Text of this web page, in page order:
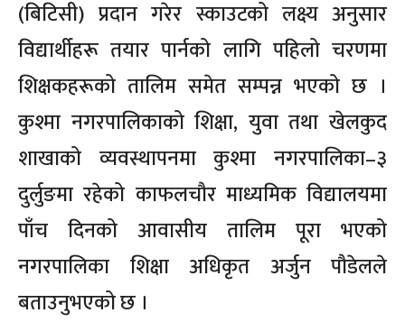
(बिटिसी) प्रदान गरेर स्काउटको लक्ष्य अनुसार
विद्यार्थीहरू तयार पार्नको लागि पहिलो चरणमा
शिक्षकहरूको तालिम समेत सम्पन्न भएको छ ।
कुश्मा नगरपालिकाको शिक्षा, युवा तथा खेलकुद
शाखाको व्यवस्थापनमा कुश्मा नगरपालिका–३
दुर्लुङमा रहेको काफलचौर माध्यमिक विद्यालयमा
पाँच दिनको आवासीय तालिम पूरा भएको
नगरपालिका शिक्षा अधिकृत अर्जुन पौडेलले
बताउनुभएको छ ।